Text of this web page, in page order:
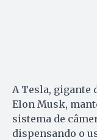
A Tesla, gigante
Elon Musk,
sistema de
dispensando o